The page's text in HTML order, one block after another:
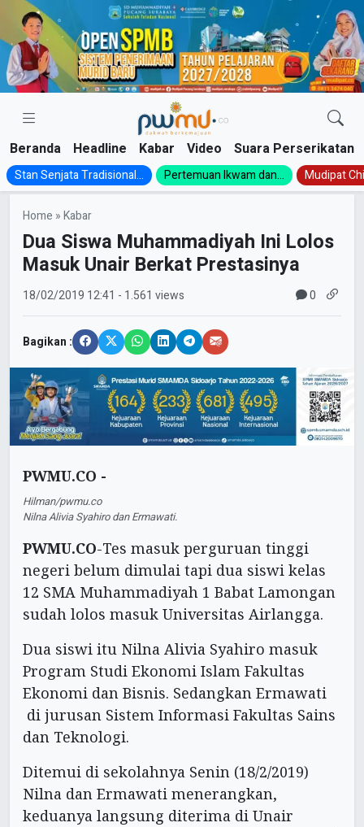
Skip
content
Beranda Headline Kabar Video Suara Perserikatan
Stan Senjata Tradisional... Pertemuan Ikwam dan... Mudipat
Home »Kabar
Dua Siswa Muhammadiyah Ini Lolos
Masuk Unair Berkat Prestasinya
18/02/2019 12:41 - 1.561 views 0
Bagikan :
PWMU.CO -
Hilman/pwmu.co
Nilna Alivia Syahiro dan Ermawati.
PWMU.CO-Tes masuk perguruan tinggi
negeri belum dimulai tapi dua siswi kelas
12 SMA Muhammadiyah 1 Babat Lamongan
sudah lolos masuk Universitas Airlangga.
Dua siswi itu Nilna Alivia Syahiro masuk
Program Studi Ekonomi Islam Fakultas
Ekonomi dan Bisnis. Sedangkan Ermawati
di jurusan Sistem Informasi Fakultas Sains
dan Teknologi.
Ditemui di sekolahnya Senin (18/2/2019)
Nilna dan Ermawati menerangkan,
keduanya langsung diterima di Unair